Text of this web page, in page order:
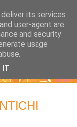
its services
user-agent are
and security
usage
IT